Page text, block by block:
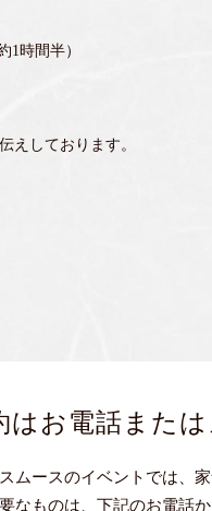
時間半）
えしております。
はお電話また
スムースのイベントでは、
なものは、下記のお電話